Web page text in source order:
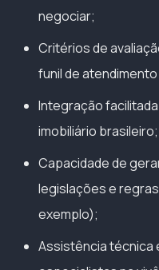
negociar;
Critérios de
funil de atendimento
Integração
imobiliário brasileiro;
Capacidade de
legislações e
exemplo);
Assistência técnica